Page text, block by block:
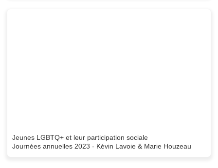
Jeunes LGBTQ+ et leur participation sociale
Journées annuelles 2023 - Kévin Lavoie & Marie Houzeau